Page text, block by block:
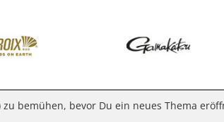
bemühen, bevor Du ein neues Thema